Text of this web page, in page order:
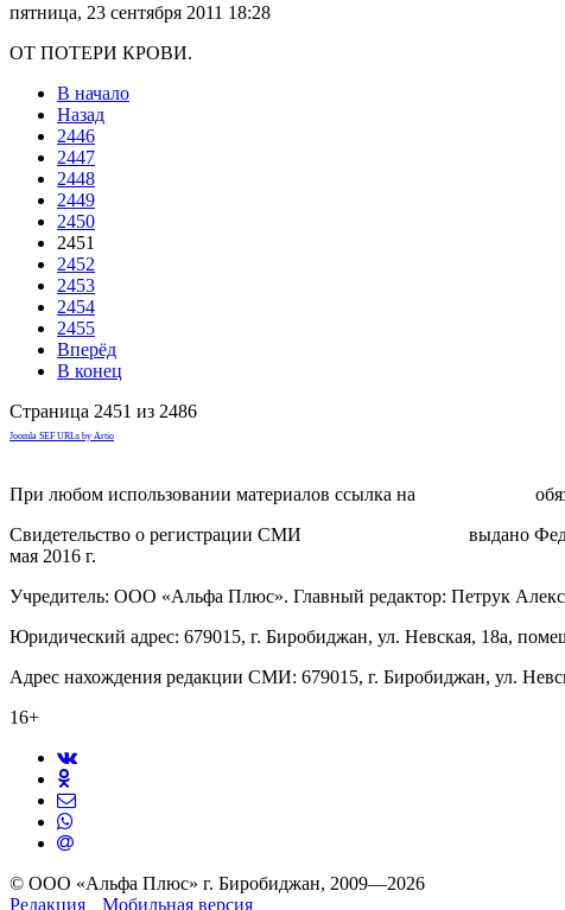
пятница, 23 сентября 2011 18:28
ОТ ПОТЕРИ КРОВИ.
В начало
Назад
2446
2447
2448
2449
2450
2451
2452
2453
2454
2455
Вперёд
В конец
Страница 2451 из 2486
Joomla SEF URLs by Artio
При любом использовании материалов ссылка на
Свидетельство о регистрации СМИ
выдано
мая 2016 г.
Учредитель: ООО «Альфа Плюс». Главный редактор: Петрук
Юридический адрес: 679015, г. Биробиджан, ул. Невская, 18а,
Адрес нахождения редакции СМИ: 679015, г. Биробиджан, ул.
16+
© ООО «Альфа Плюс» г. Биробиджан, 2009—2026
Редакция
Мобильная версия